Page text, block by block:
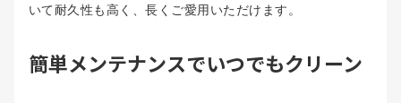
いて耐久性も高く、長くご愛用いただけます。
簡単メンテナンスでいつでもクリーン